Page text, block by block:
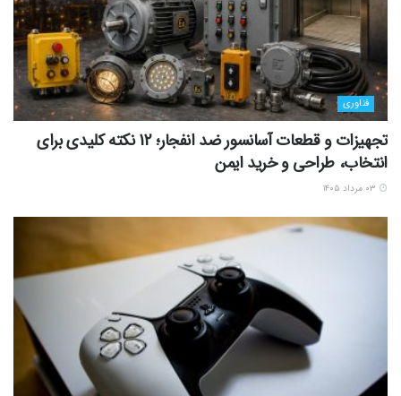
فناوری
تجهیزات و قطعات آسانسور ضد انفجار؛ 12 نکته کلیدی برای
انتخاب، طراحی و خرید ایمن